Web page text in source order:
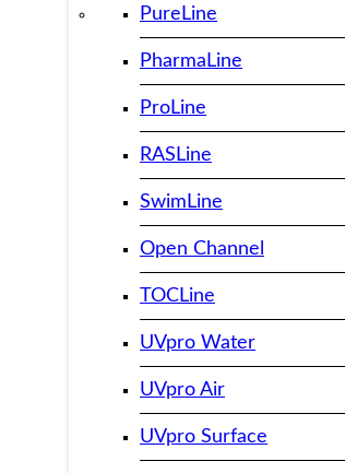
PureLine
PharmaLine
ProLine
RASLine
SwimLine
Open Channel
TOCLine
UVpro Water
UVpro Air
UVpro Surface